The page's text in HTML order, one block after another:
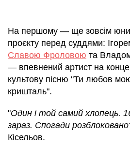
На першому — ще зовсім юний
проєкту перед суддями:
Славою Фроловою та
— впевнений артист на
культову пісню "Ти любов
кришталь".
"Один і той самий хлопець.
зараз. Спогади
Кісельов.